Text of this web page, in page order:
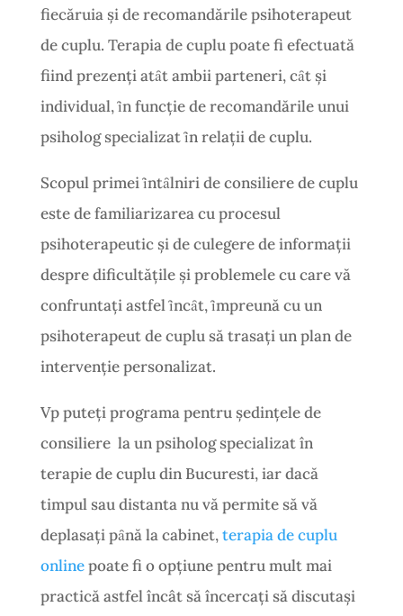
fiecăruia şi de recomandările psihoterapeut
de cuplu. Terapia de cuplu poate fi efectuată
fiind prezenţi atȃt ambii parteneri, cȃt şi
individual, ȋn funcţie de recomandările unui
psiholog specializat ȋn relaţii de cuplu.
Scopul primei ȋntȃlniri de consiliere de cuplu
este de familiarizarea cu procesul
psihoterapeutic şi de culegere de informaţii
despre dificultăţile şi problemele cu care vă
confruntaţi astfel ȋncȃt, ȋmpreună cu un
psihoterapeut de cuplu să trasaţi un plan de
intervenţie personalizat.
Vp puteți programa pentru ședințele de
consiliere la un psiholog specializat în
terapie de cuplu din Bucuresti, iar dacă
timpul sau distanta nu vă permite să vă
deplasaţi pȃnă la cabinet,terapia de cuplu
onlinepoate fi o opţiune pentru mult mai
practică astfel încât să încercați să discutași